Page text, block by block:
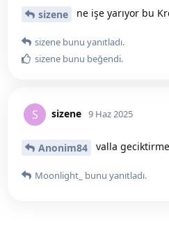
sizene ne işe yarıyor bu
sizene bunu yanıtladı.
sizene bunu beğendi.
S sizene 9 Haz 2025
Anonim84 valla
Moonlight_ bunu yanıtladı.